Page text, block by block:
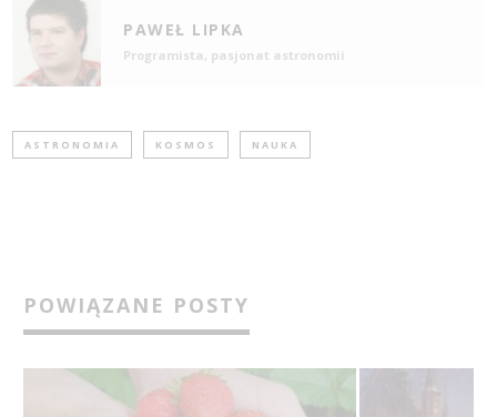
PAWEŁ LIPKA
Programista, pasjonat astronomii
ASTRONOMIA KOSMOS NAUKA
POWIĄZANE POSTY